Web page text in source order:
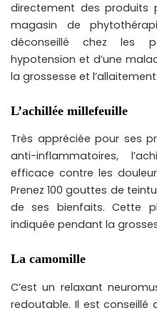
directement des produits
magasin de
déconseillé chez les
hypotension et d’une
la grossesse et l’allaitement.
L’achillée millefeuille
Très appréciée pour ses
anti-inflammatoires,
efficace contre les
Prenez 100 gouttes de
de ses bienfaits. Cette
indiquée pendant la
La camomille
C’est un relaxant
redoutable. Il est conseillé